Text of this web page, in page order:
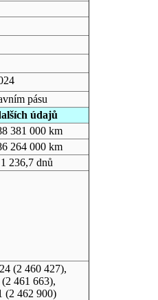
pásu
údajů
381 000 km
264 000 km
236,7 dnů
(2 460 427),
461 663),
(2 462 900)